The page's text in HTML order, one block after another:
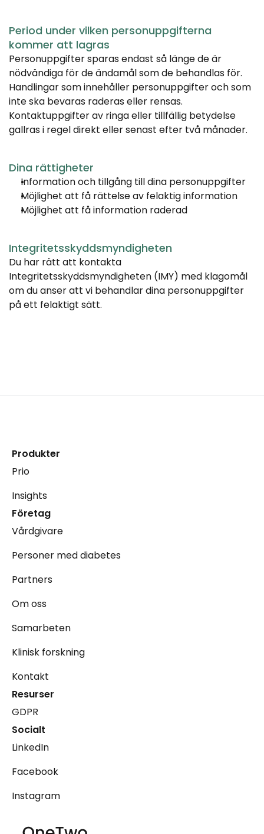
Period under vilken personuppgifterna
kommer att lagras
Personuppgifter sparas endast så länge de är
nödvändiga för de ändamål som de behandlas för.
Handlingar som innehåller personuppgifter och som
inte ska bevaras raderas eller rensas.
Kontaktuppgifter av ringa eller tillfällig betydelse
gallras i regel direkt eller senast efter två månader.
Dina rättigheter
Information och tillgång till dina personuppgifter
Möjlighet att få rättelse av felaktig information
Möjlighet att få information raderad
Integritetsskyddsmyndigheten
Du har rätt att kontakta
Integritetsskyddsmyndigheten (IMY) med klagomål
om du anser att vi behandlar dina personuppgifter
på ett felaktigt sätt.
Produkter
Insights
Prio
Företag
Vårdgivare
Partners
Personer med diabetes
Om oss
Samarbeten
Kontakt
Klinisk forskning
Resurser
GDPR
Socialt
LinkedIn
Facebook
Instagram